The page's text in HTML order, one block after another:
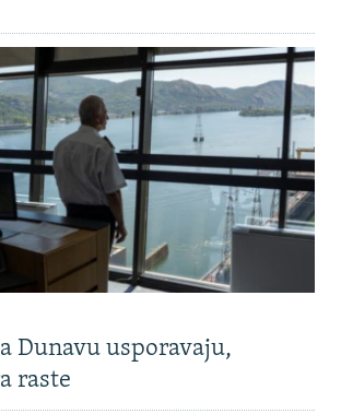
Dunavu usporavaju,
raste